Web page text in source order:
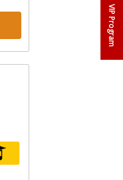
VIP Program